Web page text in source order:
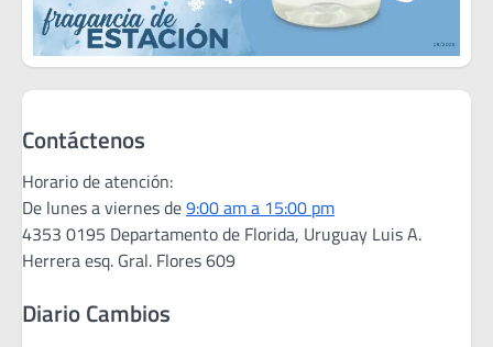
Contáctenos
Horario de atención:
De lunes a viernes de9:00 am a 15:00 pm
4353 0195 Departamento de Florida, Uruguay Luis A.
Herrera esq. Gral. Flores 609
Diario Cambios